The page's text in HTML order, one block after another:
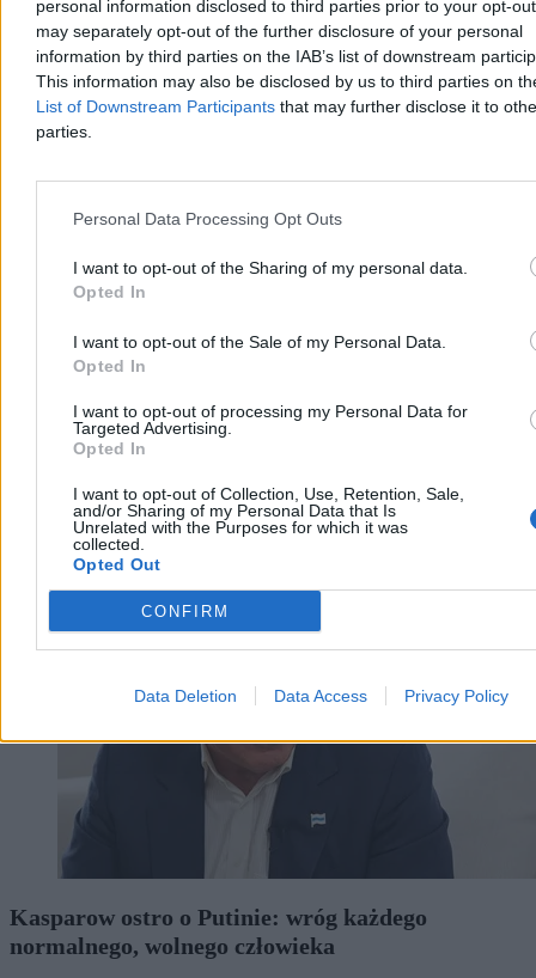
personal information disclosed to third parties prior to your opt-
may separately opt-out of the further disclosure of your personal
information by third parties on the IAB’s list of downstream
This information may also be disclosed by us to third parties on
List of Downstream Participants that may further disclose it to
parties.
Personal Data Processing Opt Outs
I want to opt-out of the Sharing of my personal data.
Opted In
I want to opt-out of the Sale of my Personal Data.
Opted In
I want to opt-out of processing my Personal Data for
Targeted Advertising.
Opted In
I want to opt-out of Collection, Use, Retention, Sale,
and/or Sharing of my Personal Data that Is
Unrelated with the Purposes for which it was
collected.
Opted Out
CONFIRM
Data Deletion Data Access Privacy Policy
Ukrainy Iwan Werbycki podsumowali dotychczasowe prace
poszukiwawcze i omówili wnioski dotyczące kolejnych lokalizacji.
Tomasz Pałasz
3 min
Reklama
Świat
Kasparow ostro o Putinie: wróg każdego
normalnego, wolnego człowieka